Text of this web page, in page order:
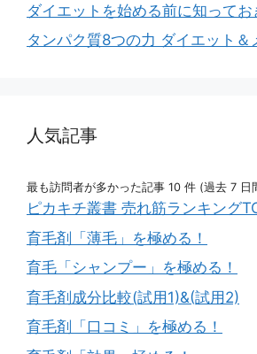
ダイエットを始める前に知って
タンパク質8つの力 ダイエット＆
人気記事
最も訪問者が多かった記事 10 件 (過去 7 日
ピカキチ叢書 売れ筋ランキング
育毛剤「薄毛」を極める！
育毛「シャンプー」を極める！
育毛剤成分比較(試用1)&(試用2)
育毛剤「口コミ」を極める！